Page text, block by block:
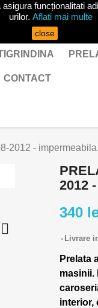
CONTACT
2012 -

2012
340
Livrare
Prelata
masinii.
interior,
funcționalitati
urilor. Aflati mai multe
close